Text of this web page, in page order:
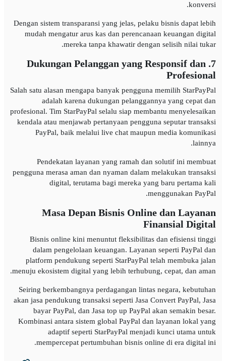
konversi.
Dengan sistem transparansi yang jelas, pelaku bisnis dapat lebih
mudah mengatur arus kas dan perencanaan keuangan digital
mereka tanpa khawatir dengan selisih nilai tukar.
7. Dukungan Pelanggan yang Responsif dan
Profesional
Salah satu alasan mengapa banyak pengguna memilih StarPayPal
adalah karena dukungan pelanggannya yang cepat dan
profesional. Tim StarPayPal selalu siap membantu menyelesaikan
kendala atau menjawab pertanyaan pengguna seputar transaksi
PayPal, baik melalui live chat maupun media komunikasi
lainnya.
Pendekatan layanan yang ramah dan solutif ini membuat
pengguna merasa aman dan nyaman dalam melakukan transaksi
digital, terutama bagi mereka yang baru pertama kali
menggunakan PayPal.
Masa Depan Bisnis Online dan Layanan
Finansial Digital
Bisnis online kini menuntut fleksibilitas dan efisiensi tinggi
dalam pengelolaan keuangan. Layanan seperti PayPal dan
platform pendukung seperti StarPayPal telah membuka jalan
menuju ekosistem digital yang lebih terhubung, cepat, dan aman.
Seiring berkembangnya perdagangan lintas negara, kebutuhan
akan jasa pendukung transaksi seperti Jasa Convert PayPal, Jasa
bayar PayPal, dan Jasa top up PayPal akan semakin besar.
Kombinasi antara sistem global PayPal dan layanan lokal yang
adaptif seperti StarPayPal menjadi kunci utama untuk
mempercepat pertumbuhan bisnis online di era digital ini.